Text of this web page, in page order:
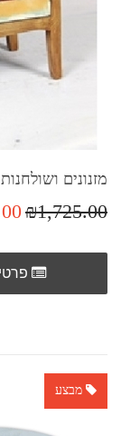
מזנונים
₪1,725.00
מבצע